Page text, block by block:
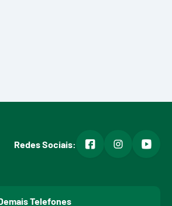
Redes Sociais: facebookinstagram
Telefones